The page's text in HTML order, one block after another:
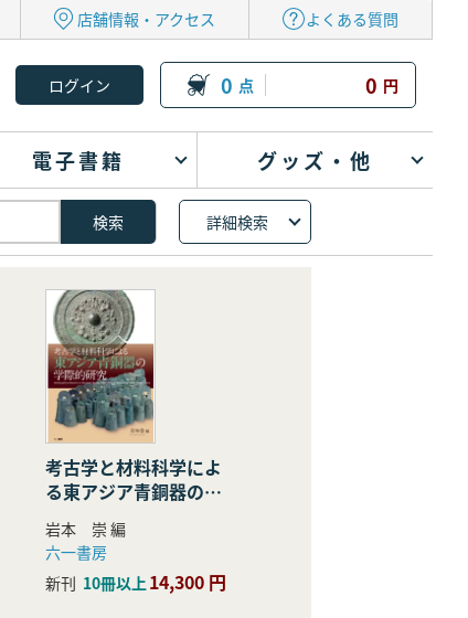
店舗情報・アクセス よくある質問
0 点 0 円
電子書籍 グッズ・他
詳細検索
考古学と材料科学によ
る東アジア青銅器の学
際的研究
岩本 崇 編
六一書房
新刊 10冊以上14,300 円